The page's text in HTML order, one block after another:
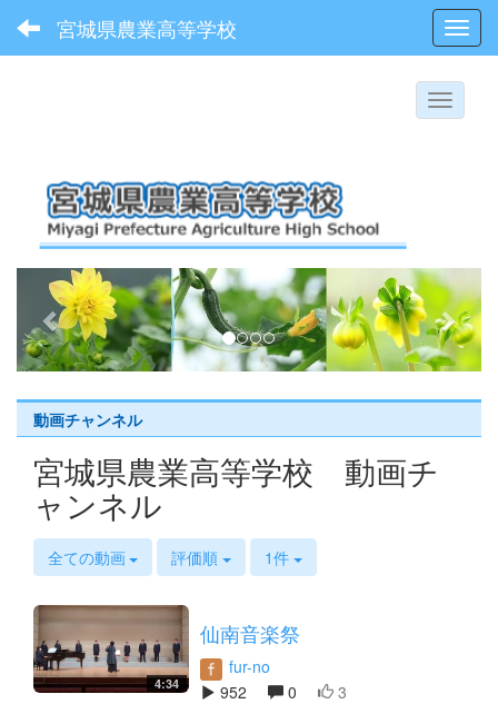
宮城県農業高等学校
p
r
e
v
i
o
u
s
n
e
x
t
動画チャンネル
宮城県農業高等学校 動画チ
ャンネル
全ての動画 評価順 1件
4:34
仙南音楽祭
fur-no
952
0 3